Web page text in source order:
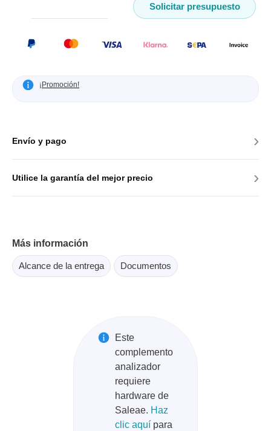
Solicitar presupuesto
¡Promoción!
Envío y pago ›
Utilice la garantía del mejor precio ›
Más información
Alcance de la entrega Documentos
Este
complemento
analizador
requiere
hardware de
Saleae. Haz
clic aquí para